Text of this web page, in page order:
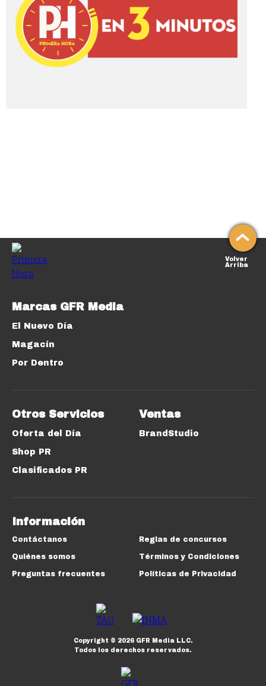
Volver
Arriba
Marcas GFR Media
El Nuevo Día
Magacín
Por Dentro
Otros Servicios
Oferta del Día
Shop PR
Clasificados PR
Ventas
BrandStudio
Información
Contáctanos
Quiénes somos
Preguntas frecuentes
Reglas de concursos
Términos y Condiciones
Políticas de Privacidad
Copyright © 2026GFR Media LLC.
Todos los derechos reservados.